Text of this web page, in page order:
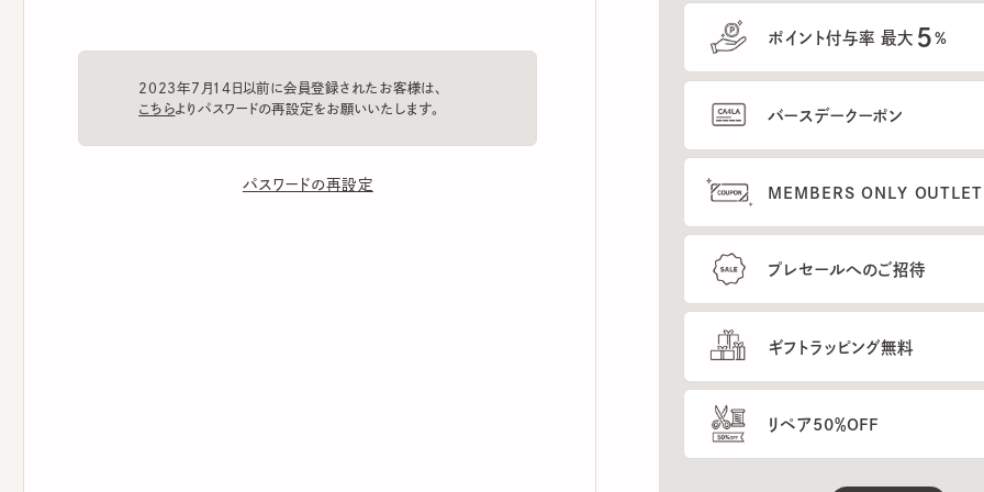
2023年7月14日以前に会員登録されたお客様は、
パスワードの再設定
ポイント付与率 最大 %
バースデークーポン
MEMBERS ONLY OUTLETのご
プレセールへのご招待
ギフトラッピング無料
リペア50％OFF